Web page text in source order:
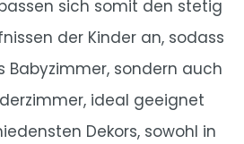
sich somit den stetig
der Kinder an, sodass
Babyzimmer, sondern auch
ideal geeignet
Dekors, sowohl in